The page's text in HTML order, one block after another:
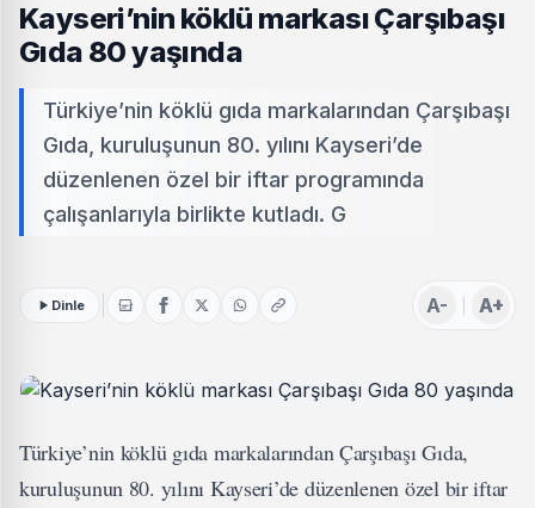
Kayseri’nin köklü markası Çarşıbaşı
Gıda 80 yaşında
Türkiye’nin köklü gıda markalarından Çarşıbaşı
Gıda, kuruluşunun 80. yılını Kayseri’de
düzenlenen özel bir iftar programında
çalışanlarıyla birlikte kutladı. G
Dinle A- A+
Türkiye’nin köklü gıda markalarından Çarşıbaşı Gıda,
kuruluşunun 80. yılını Kayseri’de düzenlenen özel bir iftar